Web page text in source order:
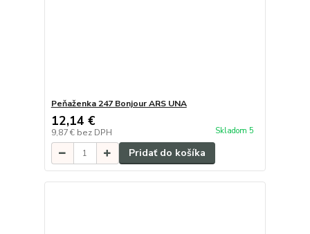
Peňaženka 247 Bonjour ARS UNA
12,14 €
9,87 € bez DPH Skladom 5
Pridať do košíka